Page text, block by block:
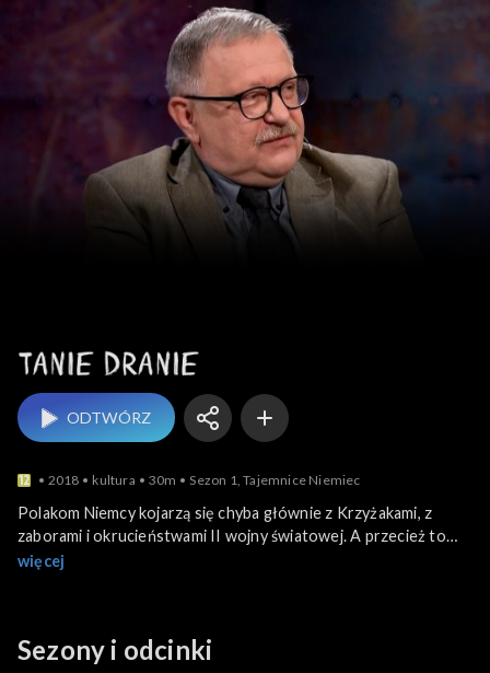
Tanie dranie
ODTWÓRZ
2018 kultura 30m Sezon 1, Tajemnice Niemiec
Polakom Niemcy kojarzą się chyba głównie z Krzyżakami, z
zaborami i okrucieństwami II wojny światowej. A przecież to
jeden z najbardziej kulturalnych i twórczych narodów w
więcej
Sezony i odcinki